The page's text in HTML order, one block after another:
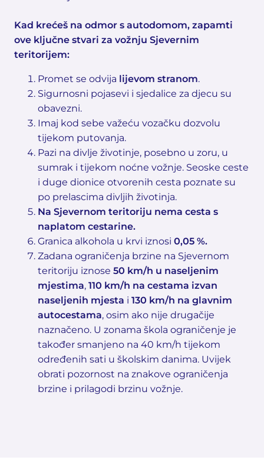
Kad krećeš na odmor s autodomom, zapamti
ove ključne stvari za vožnju Sjevernim
teritorijem:
Promet se odvija lijevom stranom.
Sigurnosni pojasevi i sjedalice za djecu su
obavezni.
Imaj kod sebe važeću vozačku dozvolu
tijekom putovanja.
Pazi na divlje životinje, posebno u zoru, u
sumrak i tijekom noćne vožnje. Seoske ceste
i duge dionice otvorenih cesta poznate su
po prelascima divljih životinja.
Na Sjevernom teritoriju nema cesta s
naplatom cestarine.
Granica alkohola u krvi iznosi 0,05 %.
Zadana ograničenja brzine na Sjevernom
teritoriju iznose 50 km/h u naseljenim
mjestima, 110 km/h na cestama izvan
naseljenih mjesta i 130 km/h na glavnim
autocestama, osim ako nije drugačije
naznačeno. U zonama škola ograničenje je
također smanjeno na 40 km/h tijekom
određenih sati u školskim danima. Uvijek
obrati pozornost na znakove ograničenja
brzine i prilagodi brzinu vožnje.